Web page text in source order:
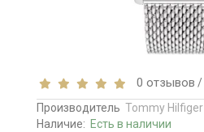
0 отзывов /
Производитель Tommy Hilfiger
Наличие: Есть в наличии